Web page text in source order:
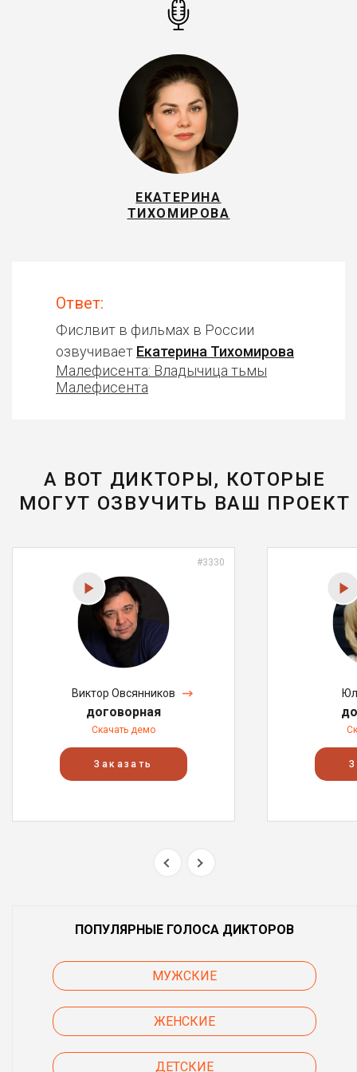
ЕКАТЕРИНА
ТИХОМИРОВА
Ответ:
Фислвит в фильмах в России
озвучивает Екатерина Тихомирова
Малефисента: Владычица тьмы
Малефисента
А ВОТ ДИКТОРЫ, КОТОРЫЕ
МОГУТ ОЗВУЧИТЬ ВАШ ПРОЕКТ
#3330
Виктор Овсянников
договорная
Скачать демо
Заказать
ПОПУЛЯРНЫЕ ГОЛОСА ДИКТОРОВ
МУЖСКИЕ
ЖЕНСКИЕ
ДЕТСКИЕ